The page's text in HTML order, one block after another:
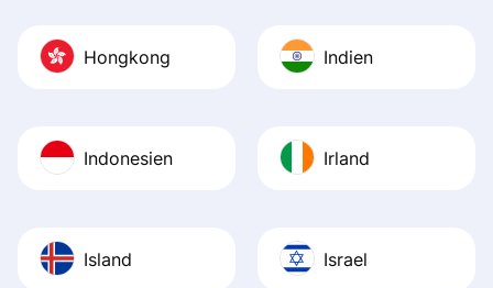
Hongkong Indien
Indonesien Irland
Island Israel